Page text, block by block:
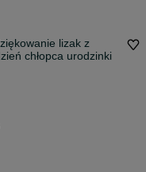
lizak z
chłopca urodzinki